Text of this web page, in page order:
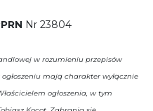
Nr 23804
w rozumieniu przepisów
mają charakter wyłącznie
ogłoszenia, w tym